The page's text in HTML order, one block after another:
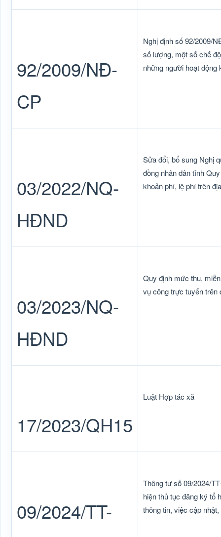
92/2009/NĐ-
CP
Nghị định số 92/2009/
số lượng, một số chế
những người hoạt
03/2022/NQ-
HĐND
Sửa đổi, bổ sung Nghị
đồng nhân dân tỉnh
khoản phí, lệ phí trên
03/2023/NQ-
HĐND
Quy định mức thu,
vụ công trực tuyến trên
17/2023/QH15
Luật Hợp tác xã
09/2024/TT-
Thông tư số 09/2024/
hiện thủ tục đăng ký tổ
thông tin, việc cập